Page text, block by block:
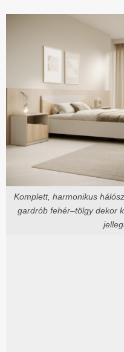
Komplett, harmonikus
gardrób fehér–tölgy dekor